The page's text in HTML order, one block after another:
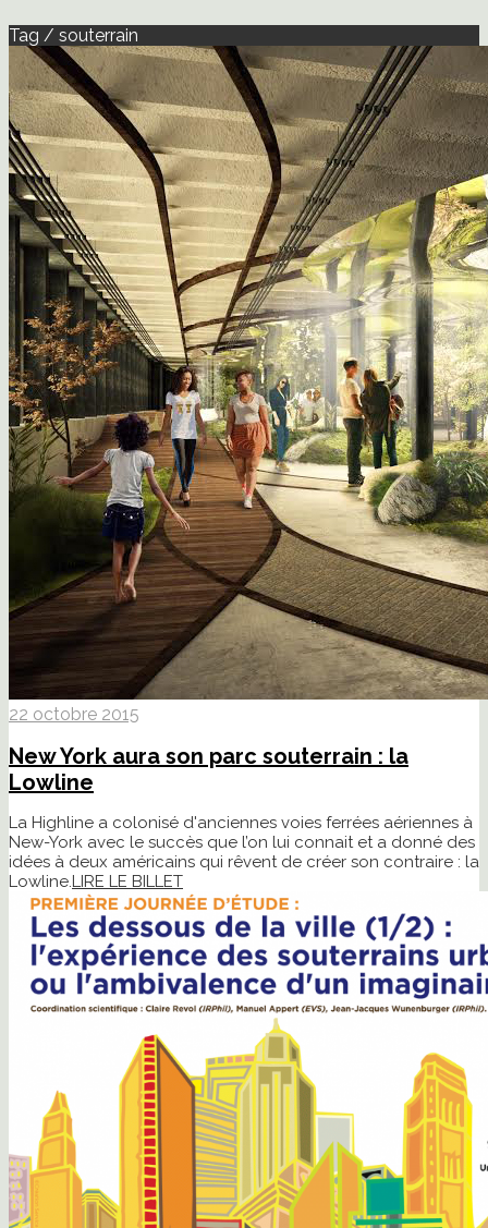
Tag / souterrain
22 octobre 2015
New York aura son parc souterrain : la
Lowline
La Highline a colonisé d'anciennes voies ferrées aériennes à
New-York avec le succès que l’on lui connait et a donné des
idées à deux américains qui rêvent de créer son contraire : la
Lowline.LIRE LE BILLET